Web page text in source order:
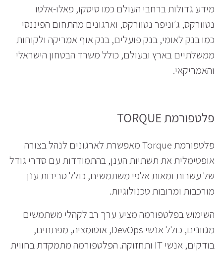
מידע גדולות ברחבי העולם כמו סיסקו, פאלו-אלטו
נטוורקס, ג׳וניפר נטוורקס, וארגונים מהתחום הפיננסי
כמו בנק לאומי, בנק פועלים, בנק אוף אמריקה ולקוחות
ממשלתיים בארץ ובעולם, כולל משרד הבטחון הישראלי
והאמריקאי.
פלטפורמת TORQUE
פלטפורמת Torque מאפשרת לארגונים לנהל בצורה
אופטימלית את תשתיות הענן, בהתמודדות עם סדרי גודל
של עשרות ומאות אלפי משתמשים, כולל סביבות ענן
מורכבות ומרובות טכנולוגיות.
השימוש בפלטפורמה מציע ערך רב לקהלי משתמשים
מגוונים, כולל אנשי DevOps, אוטומציה, מפתחים,
בודקים, אנשי IT ותחזוקה. הפלטפורמה מתמקדת בחווית